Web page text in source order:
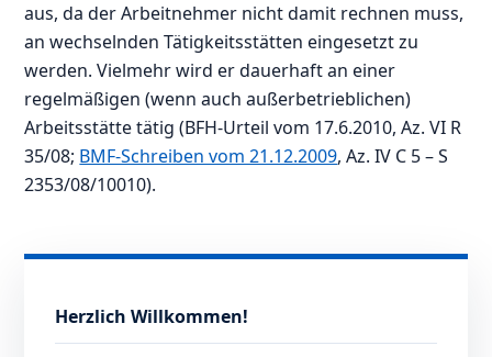
aus, da der Arbeitnehmer nicht damit rechnen muss,
an wechselnden Tätigkeitsstätten eingesetzt zu
werden. Vielmehr wird er dauerhaft an einer
regelmäßigen (wenn auch außerbetrieblichen)
Arbeitsstätte tätig (BFH-Urteil vom 17.6.2010, Az. VI R
35/08; BMF-Schreiben vom 21.12.2009, Az. IV C 5 – S
2353/08/10010).
Herzlich Willkommen!